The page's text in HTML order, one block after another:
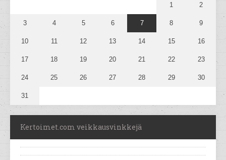
1 2
3 4 5 6 7 8 9
10 11 12 13 14 15 16
17 18 19 20 21 22 23
24 25 26 27 28 29 30
31
Kertoimet.com veikkausvinkkejä